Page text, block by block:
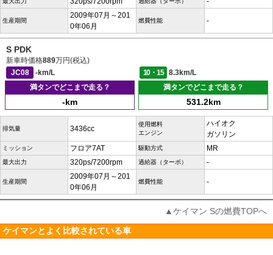
生産期間
2009年07月～201
0年06月
燃費性能 -
S PDK
新車時価格889万円(税込)
JC08
-km/L 10・15
8.3km/L
満タンでどこまで走る？
-km
満タンでどこまで走る？
531.2km
排気量 3436cc
使用燃料
エンジン
ハイオク
ガソリン
ミッション フロア7AT 駆動方式 MR
最大出力 320ps/7200rpm 過給器（ターボ） -
生産期間
2009年07月～201
0年06月
燃費性能 -
▲ケイマン Sの燃費TOPへ
ケイマンとよく比較されている車